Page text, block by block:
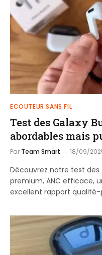
ECOUTEUR SANS FIL
Test des Galaxy
abordables mais
Par Team Smart 18/09/
Découvrez notre test des
premium, ANC efficace,
excellent rapport qualité-